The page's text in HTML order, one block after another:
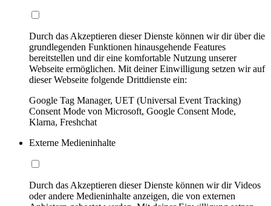
Durch das Akzeptieren dieser Dienste können wir dir über die
grundlegenden Funktionen hinausgehende Features
bereitstellen und dir eine komfortable Nutzung unserer
Webseite ermöglichen. Mit deiner Einwilligung setzen wir auf
dieser Webseite folgende Drittdienste ein:
Google Tag Manager, UET (Universal Event Tracking)
Consent Mode von Microsoft, Google Consent Mode,
Klarna, Freshchat
Externe Medieninhalte
Durch das Akzeptieren dieser Dienste können wir dir Videos
oder andere Medieninhalte anzeigen, die von externen